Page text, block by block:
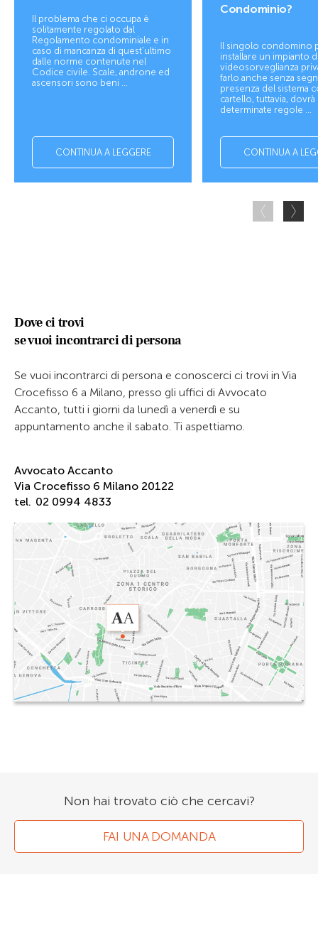
Il problema che ci occupa è
solitamente regolato dal
Regolamento condominiale e in
caso di mancanza di quest'ultimo
dalle norme contenute nel
Codice civile. Scale, androne ed
ascensori sono beni ...
CONTINUA A LEGGERE
Condominio?
Il singolo condomino
installare un impianto
videosorveglianza
farlo anche senza
presenza del sistema
cartello, tuttavia,
determinate regole ...
CONTINUA A
Dove ci trovi
se vuoi incontrarci di persona
Se vuoi incontrarci di persona e conoscerci ci trovi in Via
Crocefisso 6 a Milano, presso gli uffici di Avvocato
Accanto, tutti i giorni da lunedì a venerdì e su
appuntamento anche il sabato. Ti aspettiamo.
Avvocato Accanto
Via Crocefisso 6 Milano 20122
tel. 02 0994 4833
Non hai trovato ciò che cercavi?
FAI UNA DOMANDA